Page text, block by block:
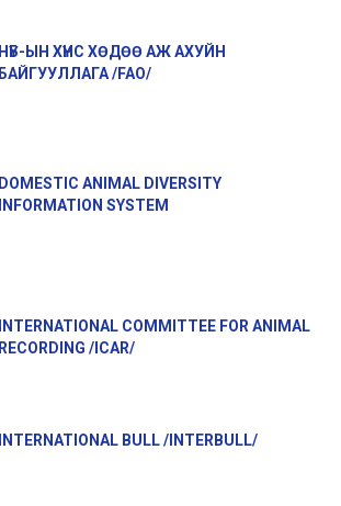
НҮБ-ЫН ХҮНС ХӨДӨӨ АЖ АХУЙН
БАЙГУУЛЛАГА /FAO/
DOMESTIC ANIMAL DIVERSITY
INFORMATION SYSTEM
INTERNATIONAL COMMITTEE FOR ANIMAL
RECORDING /ICAR/
INTERNATIONAL BULL /INTERBULL/